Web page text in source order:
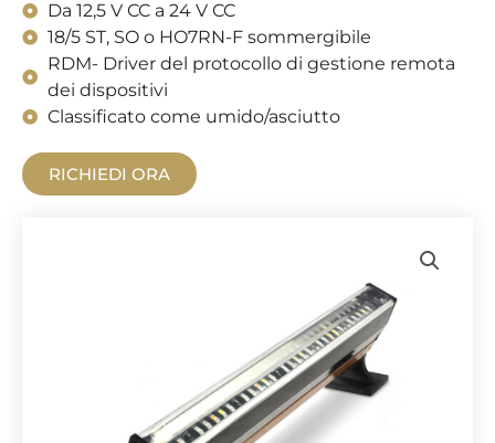
Da 12,5 V CC a 24 V CC
18/5 ST, SO o HO7RN-F sommergibile
RDM- Driver del protocollo di gestione remota
dei dispositivi
Classificato come umido/asciutto
RICHIEDI ORA